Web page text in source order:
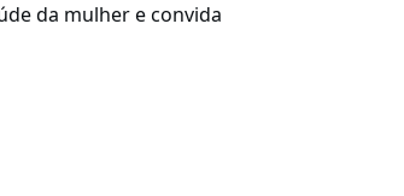
da mulher e convida